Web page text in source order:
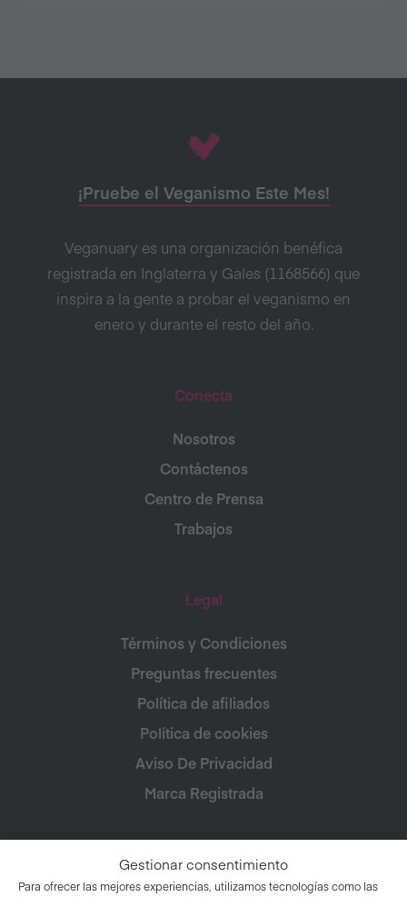
Gestionar consentimiento
Para ofrecer las mejores experiencias, utilizamos tecnologías como las
¡Pruebe el Veganismo Este Mes!
Veganuary es una organización benéfica
registrada en Inglaterra y Gales (1168566) que
inspira a la gente a probar el veganismo en
enero y durante el resto del año.
Conecta
Nosotros
Contáctenos
Centro de Prensa
Trabajos
Legal
Términos y Condiciones
Preguntas frecuentes
Política de afiliados
Política de cookies
Aviso De Privacidad
Marca Registrada